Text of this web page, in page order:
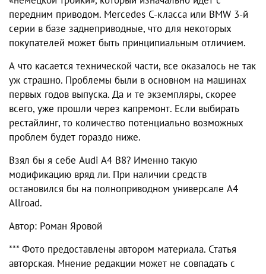
передним приводом. Mercedes C-класса или BMW 3-й
серии в базе заднеприводные, что для некоторых
покупателей может быть принципиальным отличием.
А что касается технической части, все оказалось не так
уж страшно. Проблемы были в основном на машинах
первых годов выпуска. Да и те экземпляры, скорее
всего, уже прошли через капремонт. Если выбирать
рестайлинг, то количество потенциально возможных
проблем будет гораздо ниже.
Взял бы я себе Audi A4 B8? Именно такую
модификацию вряд ли. При наличии средств
остановился бы на полноприводном универсале A4
Allroad.
Автор: Роман Яровой
*** Фото предоставлены автором материала. Статья
авторская. Мнение редакции может не совпадать с